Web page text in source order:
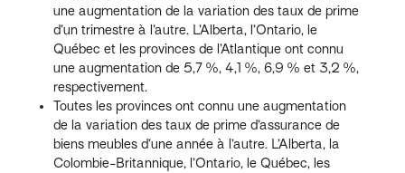
une augmentation de la variation des taux de prime
d’un trimestre à l’autre. L’Alberta, l’Ontario, le
Québec et les provinces de l’Atlantique ont connu
une augmentation de 5,7 %, 4,1 %, 6,9 % et 3,2 %,
respectivement.
Toutes les provinces ont connu une augmentation
de la variation des taux de prime d’assurance de
biens meubles d’une année à l’autre. L’Alberta, la
Colombie-Britannique, l’Ontario, le Québec, les